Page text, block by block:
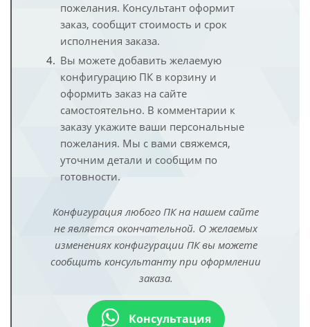
пожелания. Консультант оформит
заказ, сообщит стоимость и срок
исполнения заказа.
Вы можете добавить желаемую
конфигурацию ПК в корзину и
оформить заказ на сайте
самостоятельно. В комментарии к
заказу укажите ваши персональные
пожелания. Мы с вами свяжемся,
уточним детали и сообщим по
готовности.
Конфигурация любого ПК на нашем сайте
не является окончательной. О желаемых
изменениях конфигурации ПК вы можете
сообщить консультанту при оформлении
заказа.
Консультация